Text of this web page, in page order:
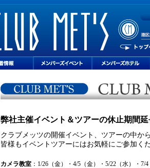
弊社主催イベント＆ツアーの休止期間
クラブメッツの開催イベント、ツアーの中か
皆様もイベントツアーにはお気軽にご参加く
カメラ教室 ：1/26（金）・4/5（金）・5/22（水）・7/4